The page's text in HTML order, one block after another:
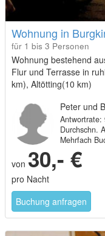
Wohnung in
für 1 bis 3 Personen
Wohnung bestehend
Flur und Terrasse in
km), Altötting(10 km)
Peter und
Antwortrate:
Durchschn.
Mehrfach
von 30,- €
pro Nacht
Buchung anfragen